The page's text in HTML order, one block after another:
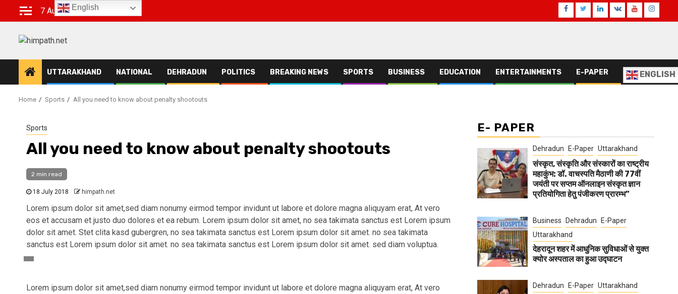
7 August 2026 Facebook
TwitterLinkedin
VK Youtube
UTTARAKHAND NATIONAL DEHRADUN POLITICS BREAKING NEWS SPORTS BUSINESS EDUCATION ENTERTAINMENTS E-PAPER ENGLISH
Home Sports All you need to know about penalty shootouts
Sports
All you need to know about penalty shootouts
2 min read
18 July 2018 himpath.net
Lorem ipsum dolor sit amet,sed diam nonumy eirmod tempor invidunt ut labore et dolore magna aliquyam erat, At vero
eos et accusam et justo duo dolores et ea rebum. Lorem ipsum dolor sit amet, no sea takimata sanctus est Lorem ipsum
dolor sit amet. Stet clita kasd gubergren, no sea takimata sanctus est Lorem ipsum dolor sit amet. no sea takimata
sanctus est Lorem ipsum dolor sit amet. no sea takimata sanctus est Lorem ipsum dolor sit amet. sed diam voluptua.
Lorem ipsum dolor sit amet,sed diam nonumy eirmod tempor invidunt ut labore et dolore magna aliquyam erat, At vero
E- PAPER
Dehradun E-Paper Uttarakhand
संस्कृत, संस्कृति और संस्कारों का राष्ट्रीय
महाकुंभ: डॉ. वाचस्पति मैठाणी की 77वीं
जयंती पर सप्तम ऑनलाइन संस्कृत ज्ञान
प्रतियोगिता हेतु पंजीकरण प्रारम्भ”
Business Dehradun
E-Paper
Uttarakhand
देहरादून शहर में आधुनिक सुविधाओं से युक्त
क्योर अस्पताल का हुआ उद्घाटन
Dehradun E-Paper Uttarakhand
English